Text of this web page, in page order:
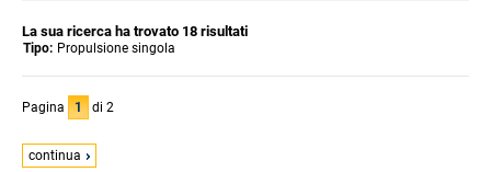
La sua ricerca ha trovato 18 risultati
Tipo: Propulsione singola
Pagina 1 di 2
continua